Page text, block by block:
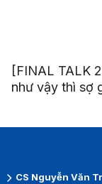
[FINAL TALK
như vậy thì sợ
CS Nguyễn Văn